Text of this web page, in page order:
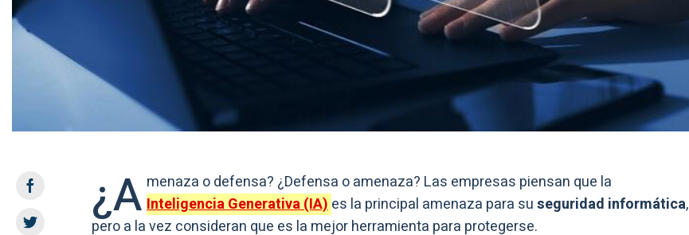
¿A menaza o defensa? ¿Defensa o amenaza? Las empresas piensan que la
Inteligencia Generativa (IA)es la principal amenaza para suseguridad informática,
pero a la vez consideran que es la mejor herramienta para protegerse.